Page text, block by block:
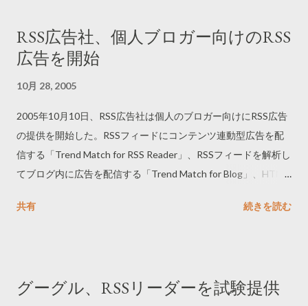
RSS広告社、個人ブロガー向けのRSS
広告を開始
10月 28, 2005
2005年10月10日、RSS広告社は個人のブロガー向けにRSS広告
の提供を開始した。RSSフィードにコンテンツ連動型広告を配
信する「Trend Match for RSS Reader」、RSSフィードを解析し
てブログ内に広告を配信する「Trend Match for Blog」、HTML
Web」を開始した。
共有 続きを読む
グーグル、RSSリーダーを試験提供